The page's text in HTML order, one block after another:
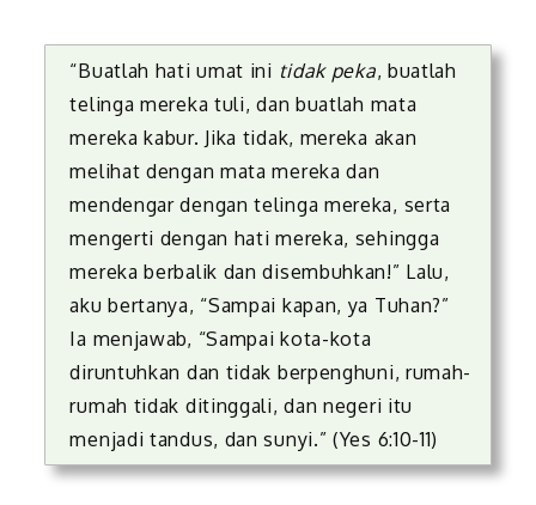
“Buatlah hati umat ini tidak peka, buatlah
telinga mereka tuli, dan buatlah mata
mereka kabur. Jika tidak, mereka akan
melihat dengan mata mereka dan
mendengar dengan telinga mereka, serta
mengerti dengan hati mereka, sehingga
mereka berbalik dan disembuhkan!” Lalu,
aku bertanya, “Sampai kapan, ya Tuhan?”
Ia menjawab, “Sampai kota-kota
diruntuhkan dan tidak berpenghuni, rumah-
rumah tidak ditinggali, dan negeri itu
menjadi tandus, dan sunyi.” (Yes 6:10-11)